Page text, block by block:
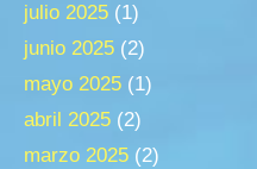
julio 2025 (1)
junio 2025 (2)
mayo 2025 (1)
abril 2025 (2)
marzo 2025 (2)